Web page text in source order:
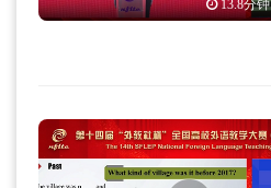
13.8分钟